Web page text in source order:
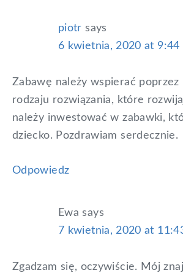
piotr says
6 kwietnia, 2020 at 9:44
Zabawę należy wspierać poprzez
rodzaju rozwiązania, które
należy inwestować w zabawki,
dziecko. Pozdrawiam serdecznie.
Odpowiedz
Ewa says
7 kwietnia, 2020 at
Zgadzam się, oczywiście. Mój